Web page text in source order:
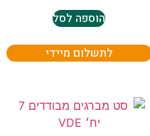
הוספה לסל
לתשלום מיידי